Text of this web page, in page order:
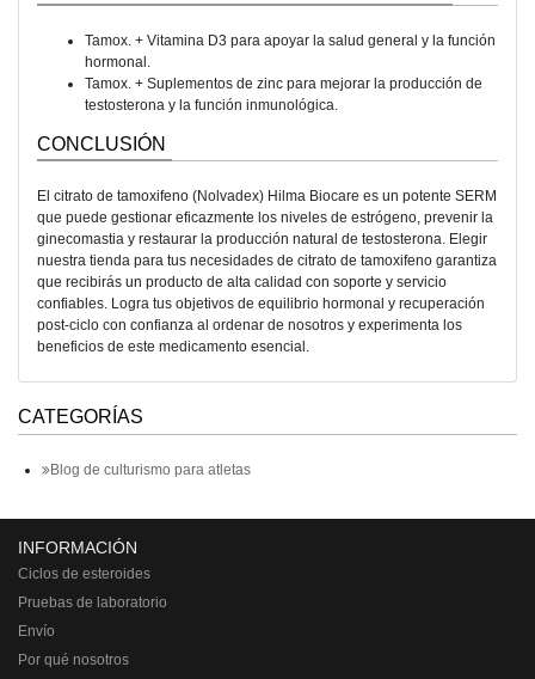
Tamox. + Vitamina D3 para apoyar la salud general y la función
hormonal.
Tamox. + Suplementos de zinc para mejorar la producción de
testosterona y la función inmunológica.
CONCLUSIÓN
El citrato de tamoxifeno (Nolvadex) Hilma Biocare es un potente SERM
que puede gestionar eficazmente los niveles de estrógeno, prevenir la
ginecomastia y restaurar la producción natural de testosterona. Elegir
nuestra tienda para tus necesidades de citrato de tamoxifeno garantiza
que recibirás un producto de alta calidad con soporte y servicio
confiables. Logra tus objetivos de equilibrio hormonal y recuperación
post-ciclo con confianza al ordenar de nosotros y experimenta los
beneficios de este medicamento esencial.
CATEGORÍAS
Blog de culturismo para atletas
INFORMACIÓN
Ciclos de esteroides
Pruebas de laboratorio
Envío
Por qué nosotros